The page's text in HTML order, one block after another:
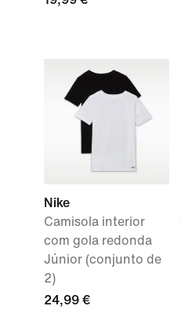
Nike
Camisola interior
com gola redonda
Júnior (conjunto de
2)
24,99 €